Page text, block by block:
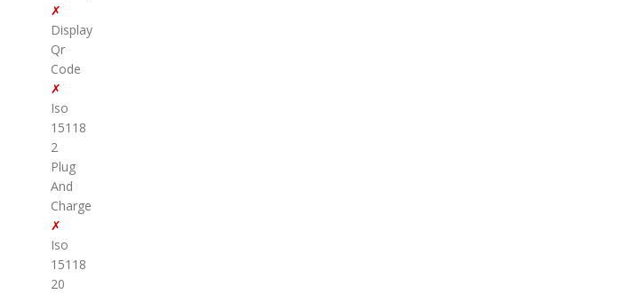
✗
Display
Qr
Code
✗
Iso
15118
2
Plug
And
Charge
✗
Iso
15118
20